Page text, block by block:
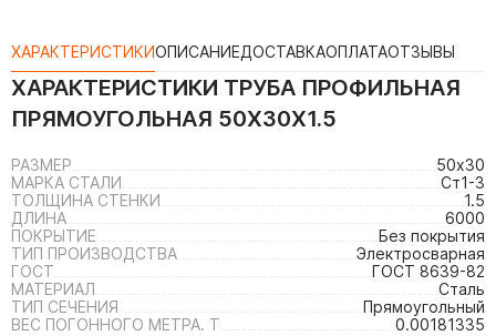
ХАРАКТЕРИСТИКИОПИСАНИЕДОСТАВКАОПЛАТАОТЗЫВЫ
ХАРАКТЕРИСТИКИ ТРУБА ПРОФИЛЬНАЯ
ПРЯМОУГОЛЬНАЯ 50Х30Х1.5
РАЗМЕР
50х30
МАРКА СТАЛИ
Ст1-3
ТОЛЩИНА СТЕНКИ
1.5
ДЛИНА
6000
ПОКРЫТИЕ
Без покрытия
ТИП ПРОИЗВОДСТВА
Электросварная
ГОСТ
ГОСТ 8639-82
МАТЕРИАЛ
Сталь
ТИП СЕЧЕНИЯ
Прямоугольный
ВЕС ПОГОННОГО МЕТРА. Т
0.00181335